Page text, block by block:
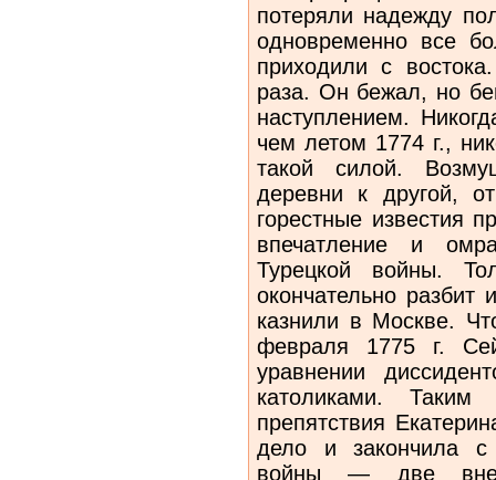
потеряли надежду
одновременно все
приходили с
раза. Он бежал, но
наступлением.
чем летом 1774 г.,
такой силой.
деревни к другой,
горестные известия
впечатление и
Турецкой войны.
окончательно
казнили в Москве.
февраля 1775 г.
уравнении
католиками.
препятствия
дело и закончила с
войны — две